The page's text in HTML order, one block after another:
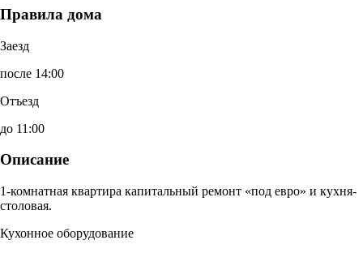
Правила дома
Заезд
после 14:00
Отъезд
до 11:00
Описание
1-комнатная квартира капитальный ремонт «под евро» и кухня-
столовая.
Кухонное оборудование